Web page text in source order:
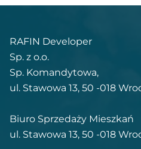
RAFIN Developer
Sp. z o.o.
Sp. Komandytowa,
ul. Stawowa 13, 50 -018
Biuro Sprzedaży Mieszkań
ul. Stawowa 13, 50 -018